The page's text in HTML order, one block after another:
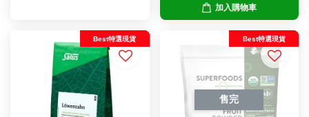
加入購物車
Best特選現貨
售完
Best特選現貨